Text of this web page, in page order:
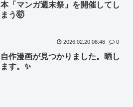
本「マンガ週末祭」を開催してし
まう🤯
2026.02.20 08:46 0
自作漫画が見つかりました。晒し
ます。✨